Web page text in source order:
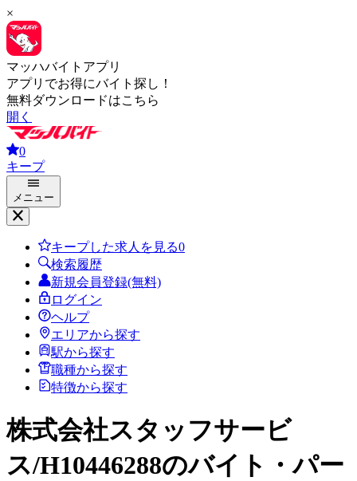
×
マッハバイトアプリ
アプリでお得にバイト探し！
無料ダウンロードはこちら
開く
0
キープ
メニュー
キープした求人を見る0
検索履歴
新規会員登録(無料)
ログイン
ヘルプ
エリアから探す
駅から探す
職種から探す
特徴から探す
株式会社スタッフサービ
ス/H10446288のバイト・パー